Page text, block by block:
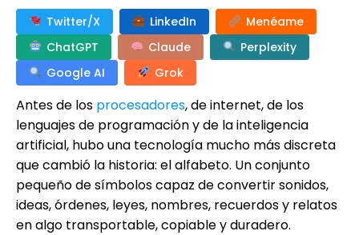
Twitter/X LinkedIn
Menéame
ChatGPT
Claude
Perplexity
Google AI
Grok
Antes de los procesadores, de internet, de los
lenguajes de programación y de la inteligencia
artificial, hubo una tecnología mucho más discreta
que cambió la historia: el alfabeto. Un conjunto
pequeño de símbolos capaz de convertir sonidos,
ideas, órdenes, leyes, nombres, recuerdos y relatos
en algo transportable, copiable y duradero.